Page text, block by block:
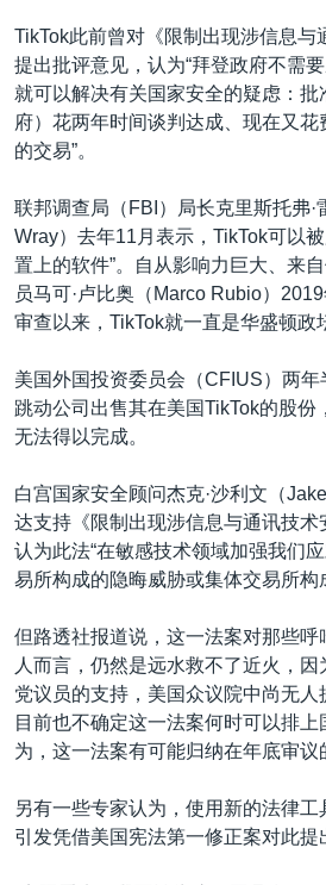
TikTok此前曾对《限制出现涉信息与
提出批评意见，认为“拜登政府不需
就可以解决有关国家安全的疑虑：批
府）花两年时间谈判达成、现在又
的交易”。
联邦调查局（FBI）局长克里斯托弗·
Wray）去年11月表示，TikTok可以
置上的软件”。自从影响力巨大、来
员马可·卢比奥（Marco Rubio）
审查以来，TikTok就一直是华盛顿政
美国外国投资委员会（CFIUS）两
跳动公司出售其在美国TikTok的股份
无法得以完成。
白宫国家安全顾问杰克·沙利文（
达支持《限制出现涉信息与通讯技术
认为此法“在敏感技术领域加强我们
易所构成的隐晦威胁或集体交易所构
但路透社报道说，这一法案对那些呼
人而言，仍然是远水救不了近火，
党议员的支持，美国众议院中尚无人
目前也不确定这一法案何时可以排上
为，这一法案有可能归纳在年底审议
另有一些专家认为，使用新的法律工
引发凭借美国宪法第一修正案对此提